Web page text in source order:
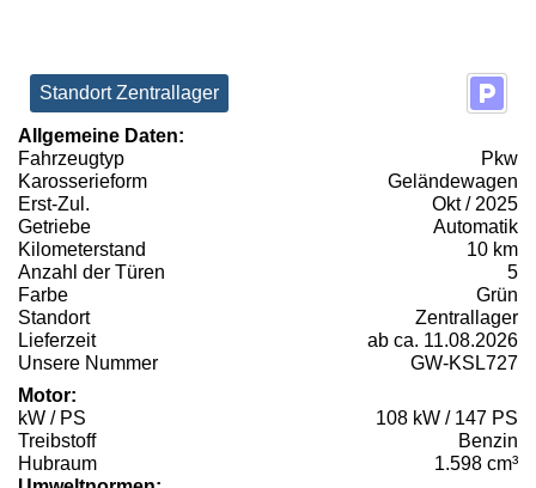
Standort Zentrallager
Allgemeine Daten:
Fahrzeugtyp
Pkw
Karosserieform
Geländewagen
Erst-Zul.
Okt / 2025
Getriebe
Automatik
Kilometerstand
10 km
Anzahl der Türen
5
Farbe
Grün
Standort
Zentrallager
Lieferzeit
ab ca. 11.08.2026
Unsere Nummer
GW-KSL727
Motor:
kW / PS
108 kW / 147 PS
Treibstoff
Benzin
Hubraum
1.598 cm³